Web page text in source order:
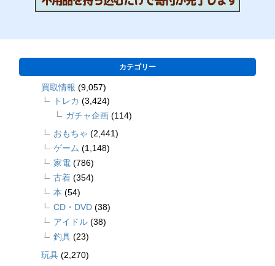
カテゴリー
買取情報 (9,057)
トレカ (3,424)
ガチャ企画 (114)
おもちゃ (2,441)
ゲーム (1,148)
家電 (786)
古着 (354)
本 (54)
CD・DVD (38)
アイドル (38)
釣具 (23)
玩具 (2,270)